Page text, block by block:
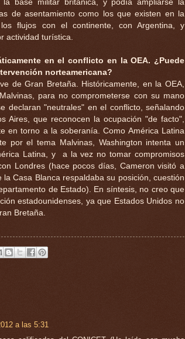
base militar británica, y podía ampliarse la
de asentamiento como los que existen en la
flujos con el continente, con Argentina, y
actividad turística.
en el conflicto en la OEA. ¿Puede
norteamericana?
de Gran Bretaña. Históricamente, en la OEA,
para no comprometerse con su mano
declaran "neutrales" en el conflicto, señalando
Aires, que reconocen la ocupación "de facto",
en torno a la soberanía. Como América Latina
por el tema Malvinas, Washington intenta un
Latina, y a la vez no tomar compromisos
Londres (hace pocos días, Cameron visitó a
Casa Blanca respaldaba su posición, cuestión
de Estado). En síntesis, no creo que
estadounidenses, ya que Estados Unidos no
Bretaña.
a las 5:31